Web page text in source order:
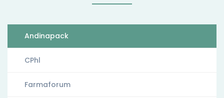
Andinapack
CPhl
Farmaforum